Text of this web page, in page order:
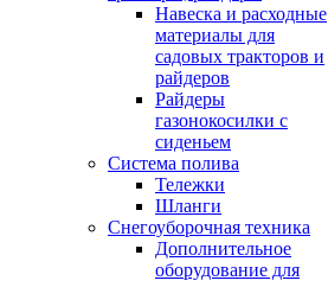
Навеска и расходные
материалы для
садовых тракторов и
райдеров
Райдеры
газонокосилки с
сиденьем
Система полива
Тележки
Шланги
Снегоуборочная техника
Дополнительное
оборудование для